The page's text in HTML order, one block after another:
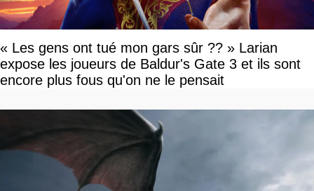
« Les gens ont tué mon gars sûr ?? » Larian
expose les joueurs de Baldur's Gate 3 et ils sont
encore plus fous qu'on ne le pensait